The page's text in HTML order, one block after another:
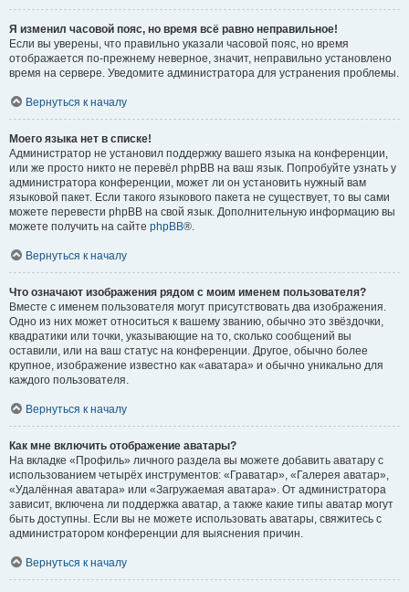
Я изменил часовой пояс, но время всё равно неправильное!
Если вы уверены, что правильно указали часовой пояс, но время
отображается по-прежнему неверное, значит, неправильно установлено
время на сервере. Уведомите администратора для устранения проблемы.
Вернуться к началу
Моего языка нет в списке!
Администратор не установил поддержку вашего языка на конференции,
или же просто никто не перевёл phpBB на ваш язык. Попробуйте узнать у
администратора конференции, может ли он установить нужный вам
языковой пакет. Если такого языкового пакета не существует, то вы сами
можете перевести phpBB на свой язык. Дополнительную информацию вы
можете получить на сайте phpBB®.
Вернуться к началу
Что означают изображения рядом с моим именем пользователя?
Вместе с именем пользователя могут присутствовать два изображения.
Одно из них может относиться к вашему званию, обычно это звёздочки,
квадратики или точки, указывающие на то, сколько сообщений вы
оставили, или на ваш статус на конференции. Другое, обычно более
крупное, изображение известно как «аватара» и обычно уникально для
каждого пользователя.
Вернуться к началу
Как мне включить отображение аватары?
На вкладке «Профиль» личного раздела вы можете добавить аватару с
использованием четырёх инструментов: «Граватар», «Галерея аватар»,
«Удалённая аватара» или «Загружаемая аватара». От администратора
зависит, включена ли поддержка аватар, а также какие типы аватар могут
быть доступны. Если вы не можете использовать аватары, свяжитесь с
администратором конференции для выяснения причин.
Вернуться к началу